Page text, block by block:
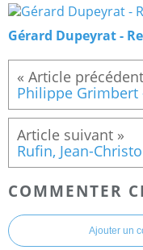
Gérard Dupeyrat -
COMMENTER
Ajouter un